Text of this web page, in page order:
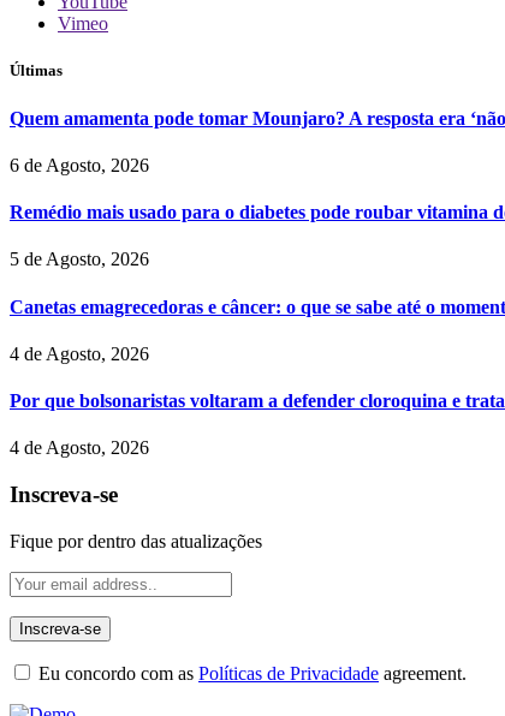
Vimeo
Últimas
Quem amamenta pode tomar Mounjaro? A resposta era
6 de Agosto, 2026
Remédio mais usado para o diabetes pode roubar vitamina
5 de Agosto, 2026
Canetas emagrecedoras e câncer: o que se sabe até o
4 de Agosto, 2026
Por que bolsonaristas voltaram a defender cloroquina e
4 de Agosto, 2026
Inscreva-se
Fique por dentro das atualizações
Eu concordo com as Políticas de Privacidade agreement.